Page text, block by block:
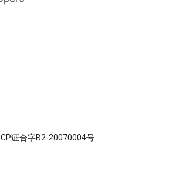
ICP证合字B2-20070004号